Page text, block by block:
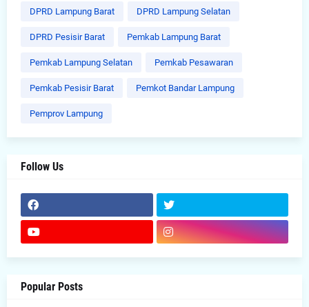
DPRD Lampung Barat DPRD Lampung Selatan
DPRD Pesisir Barat Pemkab Lampung Barat
Pemkab Lampung Selatan Pemkab Pesawaran
Pemkab Pesisir Barat Pemkot Bandar Lampung
Pemprov Lampung
Follow Us
Popular Posts